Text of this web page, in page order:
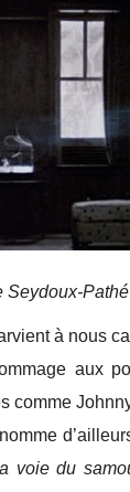
Seydoux-Pathé
à nous
aux
comme
voie du